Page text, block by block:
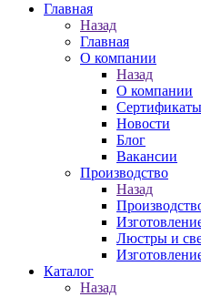
Главная
Назад
Главная
О компании
Назад
О компании
Сертификаты
Новости
Блог
Вакансии
Производство
Назад
Люстры и
Каталог
Назад